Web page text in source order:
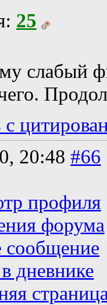
25
слабый
с
20:48 #66
профиля
форума
сообщение
дневнике